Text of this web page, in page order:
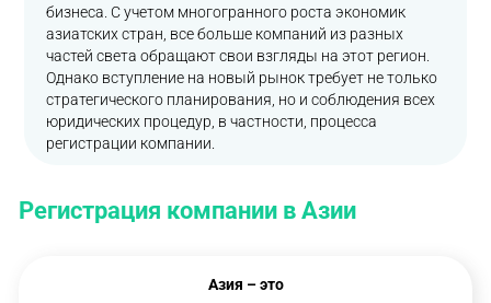
бизнеса. С учетом многогранного роста экономик
азиатских стран, все больше компаний из разных
частей света обращают свои взгляды на этот регион.
Однако вступление на новый рынок требует не только
стратегического планирования, но и соблюдения всех
юридических процедур, в частности, процесса
регистрации компании.
Регистрация компании в Азии
Азия – это